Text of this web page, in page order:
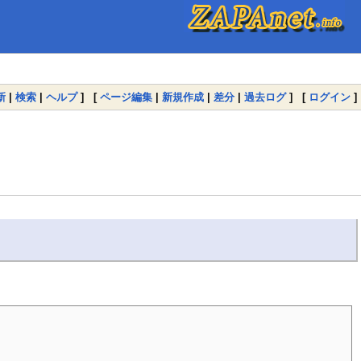
| 検索 | ヘルプ] [ ページ編集 | 新規作成 | 差分 | 過去ログ] [ ログイン ]